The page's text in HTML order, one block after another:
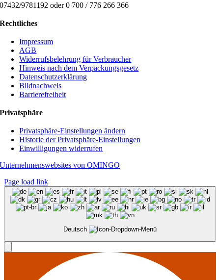
07432/9781192 oder 0 700 / 776 266 366
Rechtliches
Impressum
AGB
Widerrufsbelehrung für Verbraucher
Hinweis nach dem Verpackungsgesetz
Datenschutzerklärung
Bildnachweis
Barrierefreiheit
Privatsphäre
Privatsphäre-Einstellungen ändern
Historie der Privatsphäre-Einstellungen
Einwilligungen widerrufen
Unternehmenswebsites von OMINGO
Page load link
Deutsch